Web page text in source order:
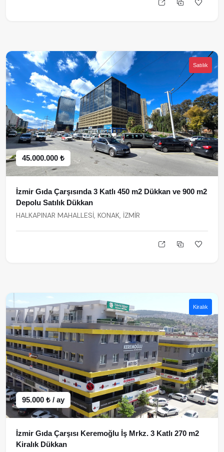
Satılık
45.000.000 ₺
İzmir Gıda Çarşısında 3 Katlı 450 m2 Dükkan ve 900 m2
Depolu Satılık Dükkan
HALKAPINAR MAHALLESİ, KONAK, İZMİR
Kiralık
95.000 ₺ / ay
İzmir Gıda Çarşısı Keremoğlu İş Mrkz. 3 Katlı 270 m2
Kiralık Dükkan